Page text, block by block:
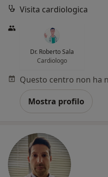
Visita cardiologica
Dr. Roberto Sala
Cardiologo
Mostra profilo